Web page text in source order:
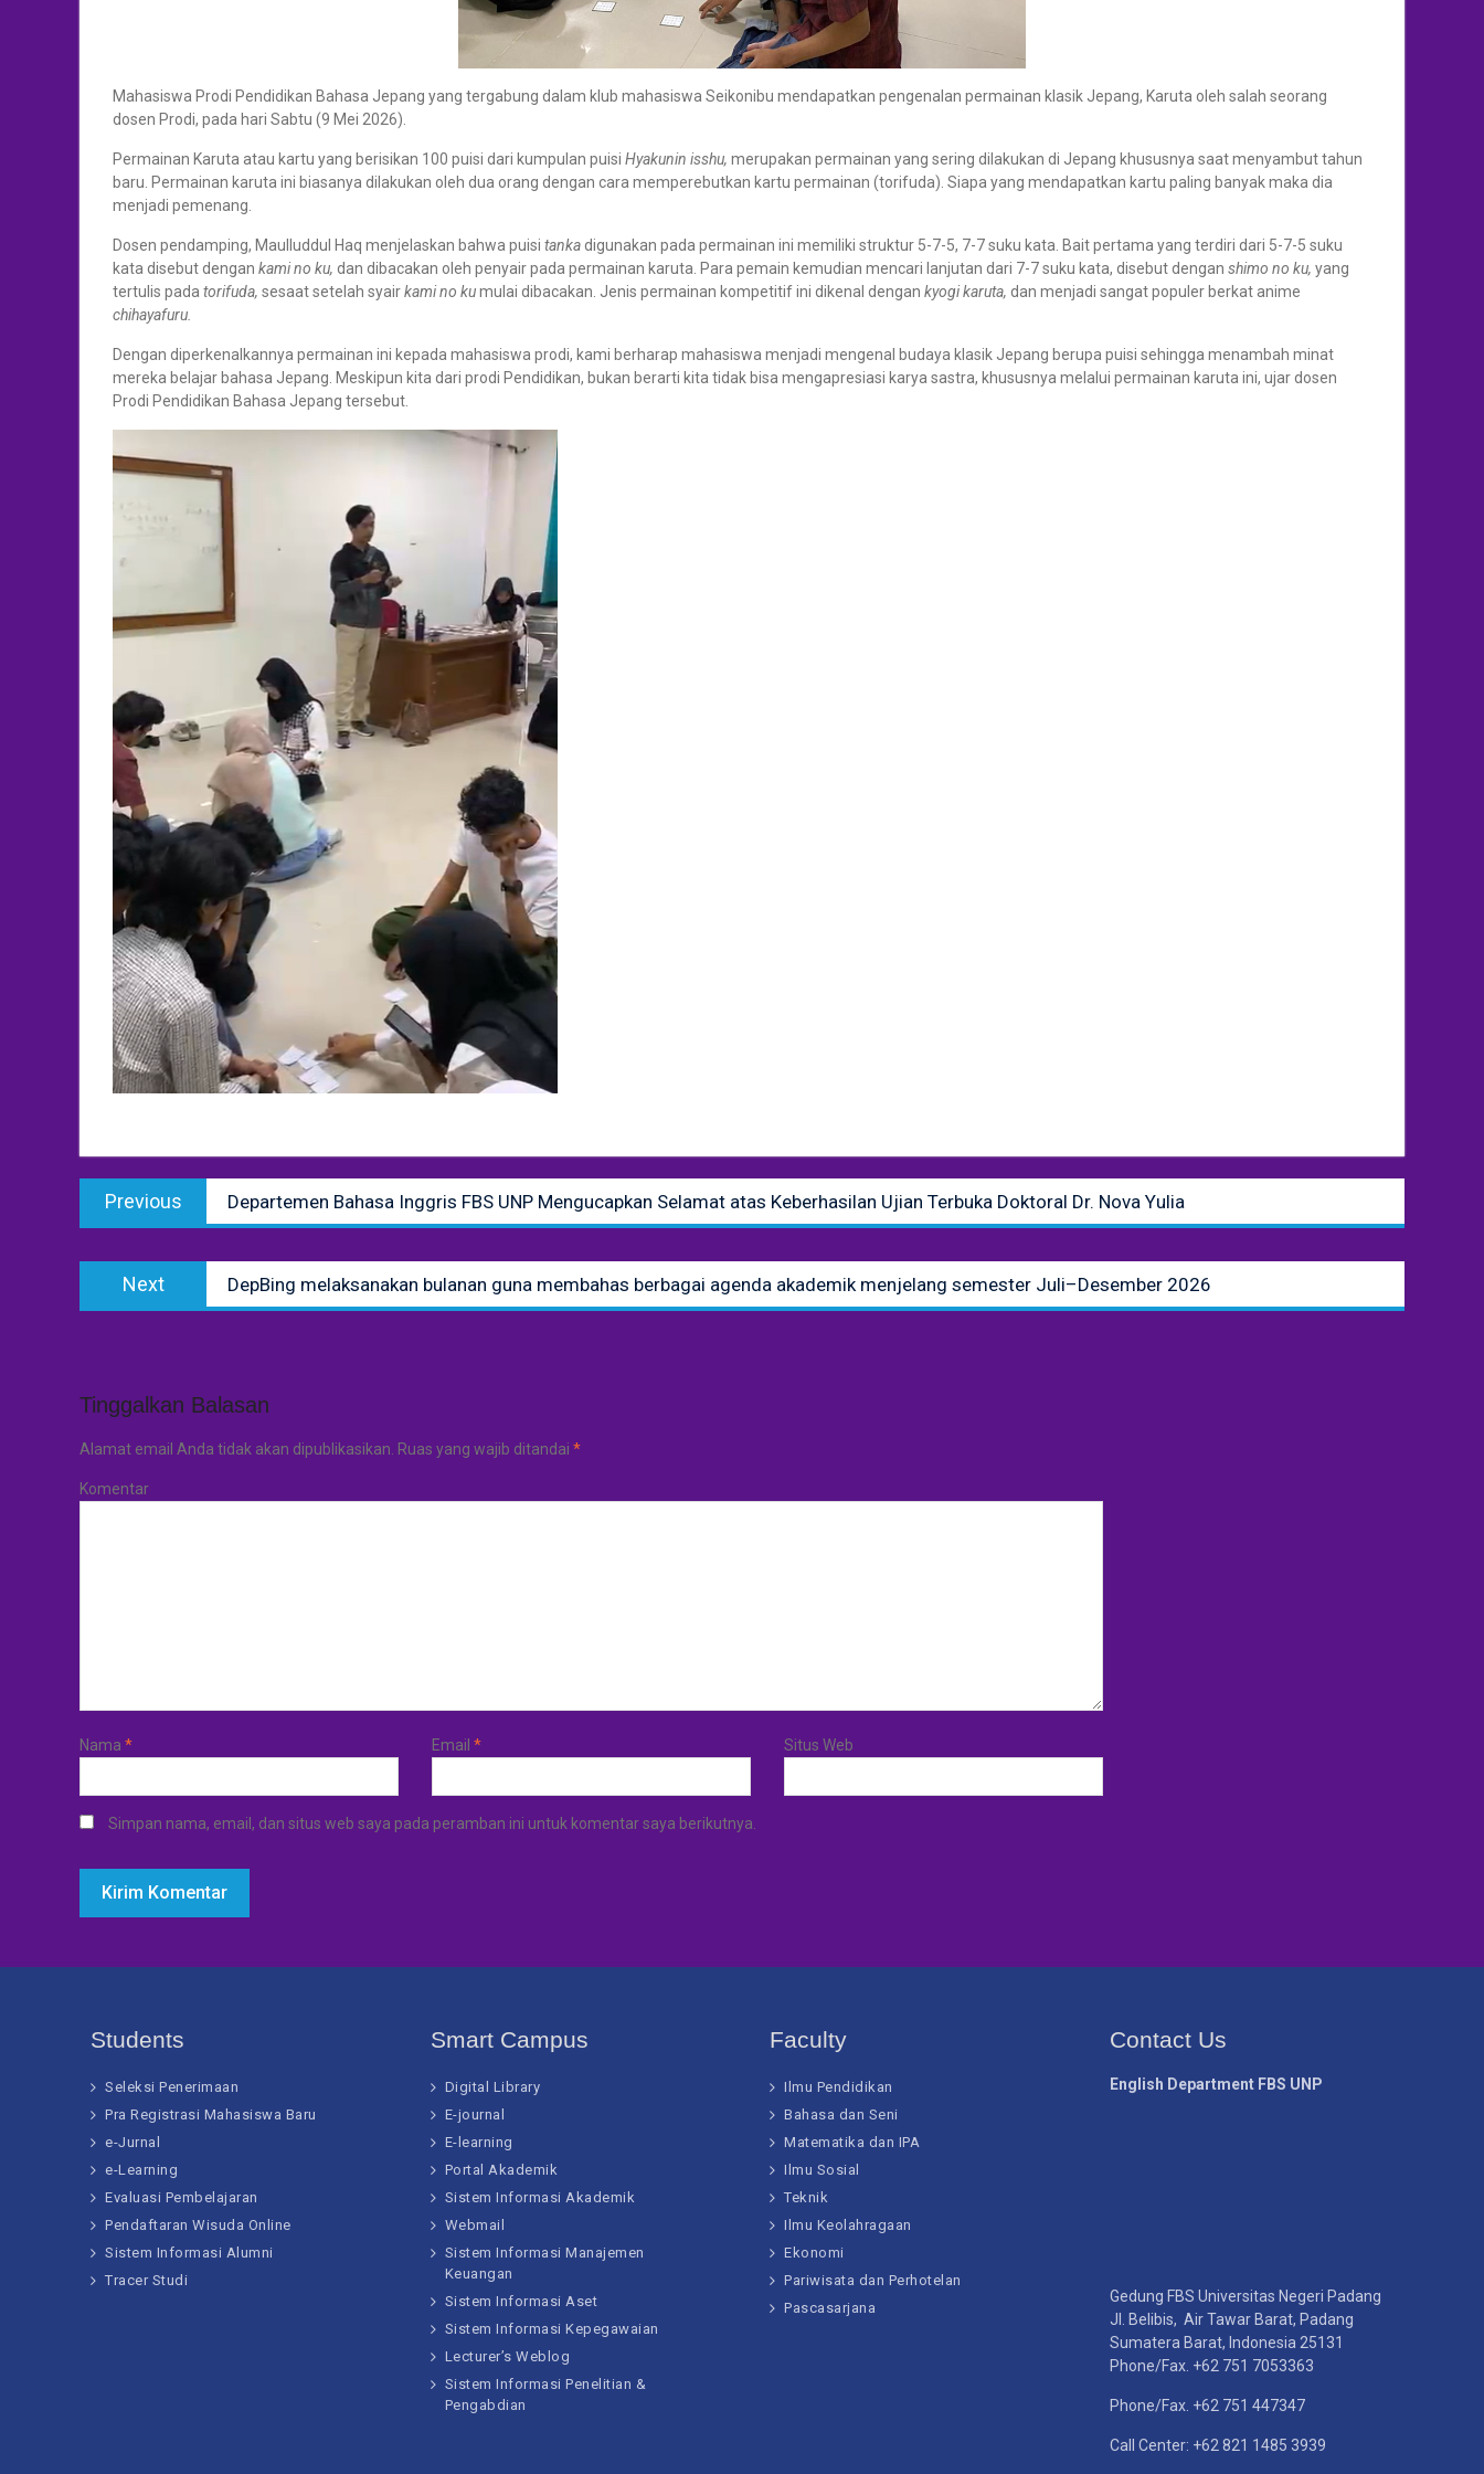
Mahasiswa Prodi Pendidikan Bahasa Jepang yang tergabung dalam klub mahasiswa Seikonibu mendapatkan pengenalan permainan klasik Jepang, Karuta oleh salah seorang
dosen Prodi, pada hari Sabtu (9 Mei 2026).
Permainan Karuta atau kartu yang berisikan 100 puisi dari kumpulan puisi Hyakunin isshu, merupakan permainan yang sering dilakukan di Jepang khususnya saat menyambut tahun
baru. Permainan karuta ini biasanya dilakukan oleh dua orang dengan cara memperebutkan kartu permainan (torifuda). Siapa yang mendapatkan kartu paling banyak maka dia
menjadi pemenang.
Dosen pendamping, Maulluddul Haq menjelaskan bahwa puisi tanka digunakan pada permainan ini memiliki struktur 5-7-5, 7-7 suku kata. Bait pertama yang terdiri dari 5-7-5 suku
kata disebut dengan kami no ku, dan dibacakan oleh penyair pada permainan karuta. Para pemain kemudian mencari lanjutan dari 7-7 suku kata, disebut dengan shimo no ku, yang
tertulis pada torifuda, sesaat setelah syairkami no kumulai dibacakan. Jenis permainan kompetitif ini dikenal dengan kyogi karuta, dan menjadi sangat populer berkat anime
chihayafuru.
Dengan diperkenalkannya permainan ini kepada mahasiswa prodi, kami berharap mahasiswa menjadi mengenal budaya klasik Jepang berupa puisi sehingga menambah minat
mereka belajar bahasa Jepang. Meskipun kita dari prodi Pendidikan, bukan berarti kita tidak bisa mengapresiasi karya sastra, khususnya melalui permainan karuta ini, ujar dosen
Prodi Pendidikan Bahasa Jepang tersebut.
Navigasi
posPrevious
post:
Departemen Bahasa Inggris FBS UNP Mengucapkan Selamat atas Keberhasilan Ujian Terbuka Doktoral Dr. Nova Yulia
Next
post:
DepBing melaksanakan bulanan guna membahas berbagai agenda akademik menjelang semester Juli–Desember 2026
Tinggalkan Balasan
Alamat email Anda tidak akan dipublikasikan. Ruas yang wajib ditandai *
Komentar
Nama * Email * Situs Web
Simpan nama, email, dan situs web saya pada peramban ini untuk komentar saya berikutnya.
Students
Seleksi Penerimaan
Pra Registrasi Mahasiswa Baru
e-Jurnal
e-Learning
Evaluasi Pembelajaran
Pendaftaran Wisuda Online
Sistem Informasi Alumni
Tracer Studi
Smart Campus
Digital Library
E-journal
E-learning
Portal Akademik
Sistem Informasi Akademik
Webmail
Sistem Informasi Manajemen
Keuangan
Sistem Informasi Aset
Sistem Informasi Kepegawaian
Lecturer’s Weblog
Sistem Informasi Penelitian &
Pengabdian
Faculty
Ilmu Pendidikan
Bahasa dan Seni
Matematika dan IPA
Ilmu Sosial
Teknik
Ilmu Keolahragaan
Ekonomi
Pariwisata dan Perhotelan
Pascasarjana
Contact Us
English Department FBS UNP
Gedung FBS Universitas Negeri Padang
Jl. Belibis, Air Tawar Barat, Padang
Sumatera Barat, Indonesia 25131
Phone/Fax. +62 751 7053363
Phone/Fax. +62 751 447347
Call Center: +62 821 1485 3939